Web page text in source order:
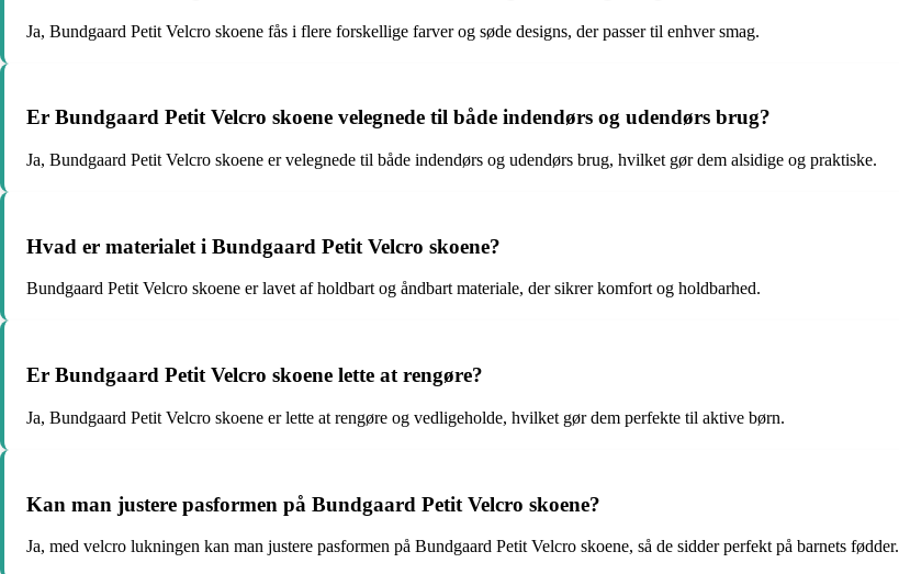
Ja, Bundgaard Petit Velcro skoene fås i flere forskellige farver og søde designs, der passer til enhver smag.
Er Bundgaard Petit Velcro skoene velegnede til både indendørs og udendørs brug?
Ja, Bundgaard Petit Velcro skoene er velegnede til både indendørs og udendørs brug, hvilket gør dem alsidige og praktiske.
Hvad er materialet i Bundgaard Petit Velcro skoene?
Bundgaard Petit Velcro skoene er lavet af holdbart og åndbart materiale, der sikrer komfort og holdbarhed.
Er Bundgaard Petit Velcro skoene lette at rengøre?
Ja, Bundgaard Petit Velcro skoene er lette at rengøre og vedligeholde, hvilket gør dem perfekte til aktive børn.
Kan man justere pasformen på Bundgaard Petit Velcro skoene?
Ja, med velcro lukningen kan man justere pasformen på Bundgaard Petit Velcro skoene, så de sidder perfekt på barnets fødder.